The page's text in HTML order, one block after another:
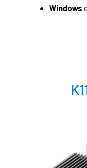
Windows